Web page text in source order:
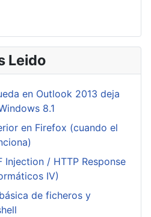
Leido
en Outlook 2013 deja
8.1
en Firefox (cuando el
Injection / HTTP Response
IV)
de ficheros y